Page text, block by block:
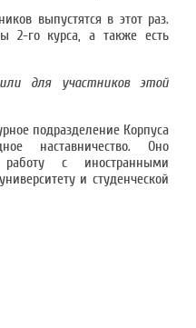
выпустятся в этот раз.
2-го курса, а также есть
для участников этой
подразделение Корпуса
наставничество. Оно
с иностранными
и студенческой